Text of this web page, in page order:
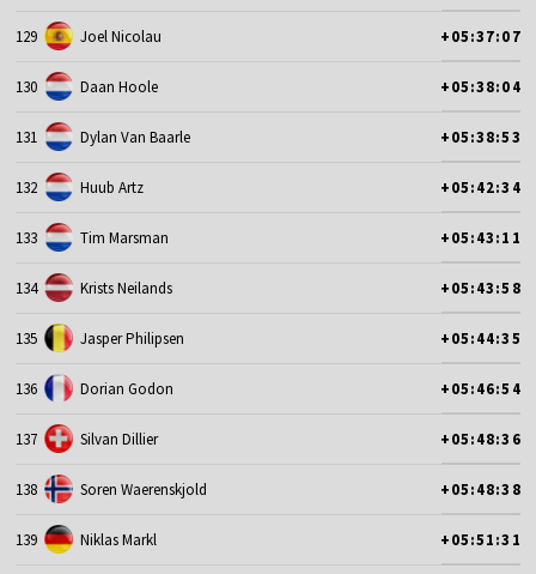
129 Joel Nicolau +05:37:07
130 Daan Hoole +05:38:04
131 Dylan Van Baarle +05:38:53
132 Huub Artz +05:42:34
133 Tim Marsman +05:43:11
134 Krists Neilands +05:43:58
135 Jasper Philipsen +05:44:35
136 Dorian Godon +05:46:54
137 Silvan Dillier +05:48:36
138 Soren Waerenskjold +05:48:38
139 Niklas Markl +05:51:31